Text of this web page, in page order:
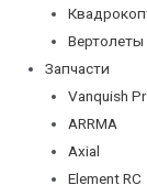
Вертолеты
Запчасти
Vanquish
ARRMA
Axial
Element RC